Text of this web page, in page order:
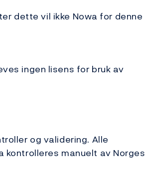
dette vil ikke Nowa for denne
ingen lisens for bruk av
og validering. Alle
kontrolleres manuelt av Norges